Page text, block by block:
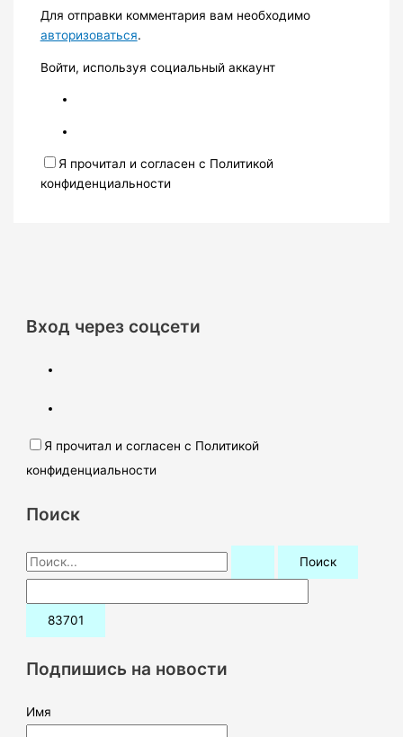
Для отправки комментария вам необходимо
авторизоваться.
Войти, используя социальный аккаунт
Я прочитал и согласен с Политикой
конфиденциальности
Вход через соцсети
Я прочитал и согласен с Политикой
конфиденциальности
Поиск
П
о
и
:Подпишись на новости
Имя